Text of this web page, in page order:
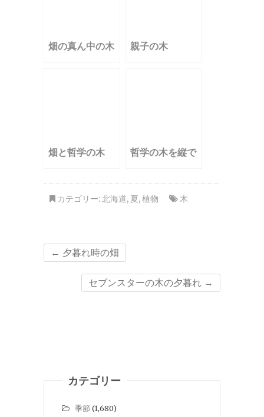
畑の真ん中の木 親子の木
畑と哲学の木 哲学の木を縦で
カテゴリー:北海道, 夏,植物 木
← 夕暮れ時の畑
セブンスターの木の夕暮れ →
カテゴリー
季節 (1,680)